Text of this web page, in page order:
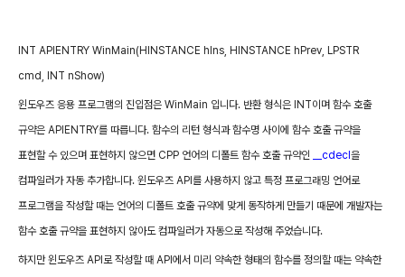
INT APIENTRY WinMain(HINSTANCE hIns, HINSTANCE hPrev, LPSTR
cmd,
INT nShow)
윈도우즈 응용 프로그램의 진입점은 WinMain 입니다. 반환 형식은 INT이며 함수 호출
규약은 APIENTRY를 따릅니다. 함수의 리턴 형식과 함수명 사이에 함수 호출 규약을
표현할 수 있으며 표현하지 않으면 CPP 언어의 디폴트 함수 호출 규약인 __cdecl 을
컴파일러가 자동 추가합니다. 윈도우즈 API 를 사용하지 않고 특정 프로그래밍 언어로
프로그램을 작성할 때는 언어의 디폴트 호출 규약에 맞게 동작하게 만들기 때문에 개발자는
함수 호출 규약을 표현하지 않아도 컴파일러가 자동으로 작성해 주었습니다.
하지만 윈도우즈 API 로 작성할 때 API 에서 미리 약속한 형태의 함수를 정의할 때는 약속한